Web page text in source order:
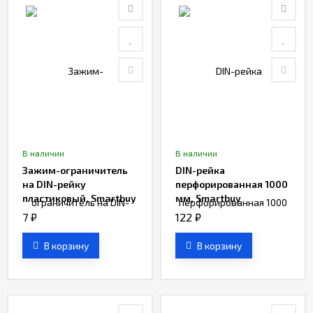
В наличии
Зажим-ограничитель
на DIN-рейку
пластиковый, Smartbuy
7 ₽
В корзину
В наличии
DIN-рейка
перфорированная 1000
мм, Smartbuy
122 ₽
В корзину